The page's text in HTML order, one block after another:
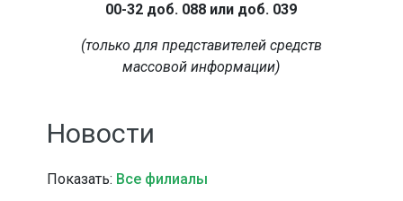
00-32 доб. 088 или доб. 039
(только для представителей средств
массовой информации)
Новости
Показать: Все филиалы